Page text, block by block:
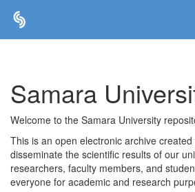
Samara
Welcome to the Samara University
This is an open electronic archive
disseminate the scientific results of our
researchers, faculty members, and
everyone for academic and research